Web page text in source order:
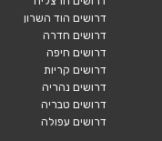
דרושים הוד השרון
דרושים חדרה
דרושים חיפה
דרושים קריות
דרושים נהריה
דרושים טבריה
דרושים עפולה